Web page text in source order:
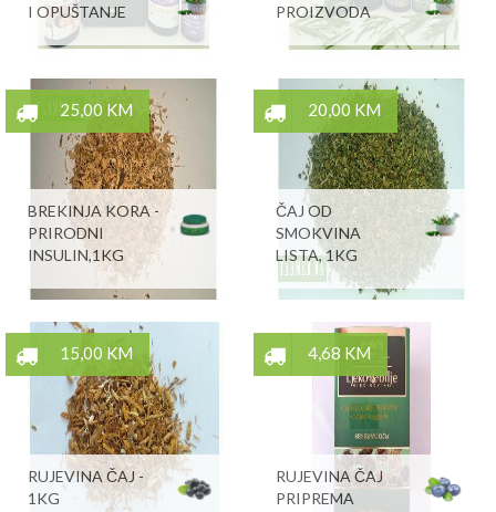
I OPUŠTANJE PROIZVODA
25,00 KM
BREKINJA KORA -
PRIRODNI
INSULIN,1KG
20,00 KM
ČAJ OD
SMOKVINA
LISTA, 1KG
15,00 KM
RUJEVINA ČAJ -
1KG
4,68 KM
RUJEVINA ČAJ
PRIPREMA